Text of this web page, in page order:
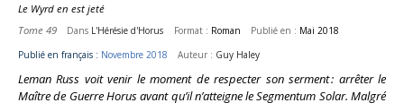
Le Wyrd en est jeté
Tome 49
Dans L'Hérésie d'Horus Format : Roman Publié en : Mai 2018
Publié en français : Novembre 2018 Auteur : Guy Haley
Leman Russ voit venir le moment de respecter son serment : arrêter le
Maître de Guerre Horus avant qu’il n’atteigne le Segmentum Solar. Malgré